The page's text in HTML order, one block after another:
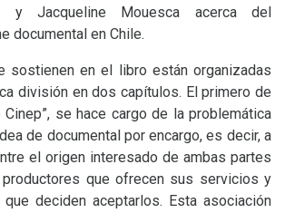
y Jacqueline Mouesca acerca del
documental en Chile.
sostienen en el libro están organizadas
división en dos capítulos. El primero de
se hace cargo de la problemática
de documental por encargo, es decir, a
el origen interesado de ambas partes
que ofrecen sus servicios y
deciden aceptarlos. Esta asociación